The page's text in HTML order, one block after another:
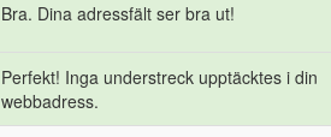
Bra. Dina adressfält ser bra ut!
Perfekt! Inga understreck upptäcktes i din
webbadress.